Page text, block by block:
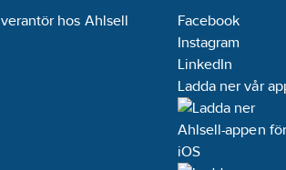
hos Ahlsell
Facebook
Instagram
LinkedIn
Ladda ner vår